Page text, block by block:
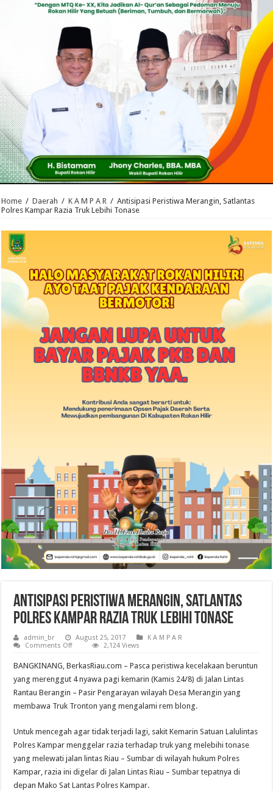
Home / Daerah / K A M P A R / Antisipasi Peristiwa Merangin, Satlantas
Polres Kampar Razia Truk Lebihi Tonase
Antisipasi Peristiwa Merangin, Satlantas
Polres Kampar Razia Truk Lebihi Tonase
admin_br August 25, 2017
K A M P A R
Comments Offon
Peristiwa
Merangin,
Satlantas
Polres
Kampar
Truk
2,124 Views
BANGKINANG, BerkasRiau.com – Pasca peristiwa kecelakaan beruntun
yang merenggut 4 nyawa pagi kemarin (Kamis 24/8) di Jalan Lintas
Rantau Berangin – Pasir Pengarayan wilayah Desa Merangin yang
membawa Truk Tronton yang mengalami rem blong.
Untuk mencegah agar tidak terjadi lagi, sakit Kemarin Satuan Lalulintas
Polres Kampar menggelar razia terhadap truk yang melebihi tonase
yang melewati jalan lintas Riau – Sumbar di wilayah hukum Polres
Kampar, razia ini digelar di Jalan Lintas Riau – Sumbar tepatnya di
depan Mako Sat Lantas Polres Kampar.